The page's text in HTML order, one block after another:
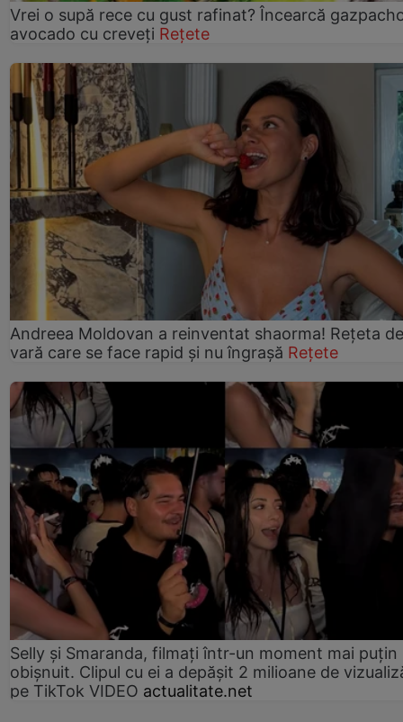
Vrei o supă rece cu gust rafinat? Încearcă
avocado cu creveți Rețete
Andreea Moldovan a reinventat shaorma! Rețeta de
vară care se face rapid și nu îngrașă Rețete
Selly și Smaranda, filmați într-un moment mai puțin
obișnuit. Clipul cu ei a depășit 2 milioane de
pe TikTok VIDEO actualitate.net